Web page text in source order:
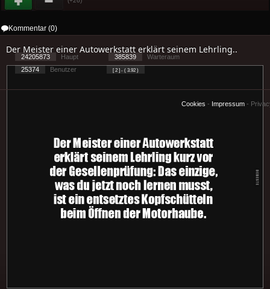
Kommentar (0)
Der Meister einer Autowerkstatt erklärt seinem Lehrling..
24205873 Haupt 385839
Warteraum
25374
Benutzer [ 2 ] - ( 3.92 )
Cookies - Impressum -